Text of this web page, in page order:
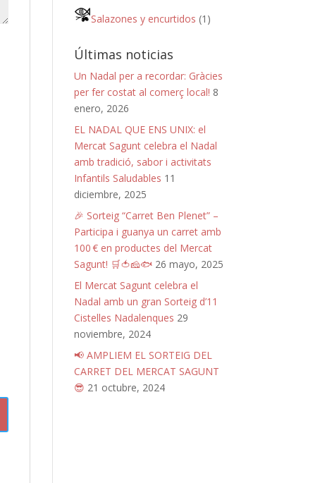
Salazones y encurtidos (1)
Últimas noticias
Un Nadal per a recordar: Gràcies
per fer costat al comerç local! 8
enero, 2026
EL NADAL QUE ENS UNIX: el
Mercat Sagunt celebra el Nadal
amb tradició, sabor i activitats
Infantils Saludables 11
diciembre, 2025
🎉 Sorteig “Carret Ben Plenet” –
Participa i guanya un carret amb
100 € en productes del Mercat
Sagunt! 🛒🍅🧀🐟 26 mayo, 2025
El Mercat Sagunt celebra el
Nadal amb un gran Sorteig d’11
Cistelles Nadalenques 29
noviembre, 2024
📢 AMPLIEM EL SORTEIG DEL
CARRET DEL MERCAT SAGUNT
😎 21 octubre, 2024